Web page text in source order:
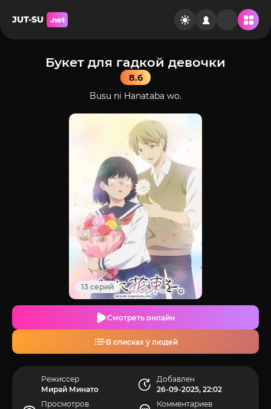
JUT-SU .net
Букет для гадкой девочки
8.6
Busu ni Hanataba wo.
13 серий
Смотреть онлайн
В списках у людей
Режиссер
Мирай Минато
Добавлен
26-09-2025, 22:02
Просмотров
Комментариев